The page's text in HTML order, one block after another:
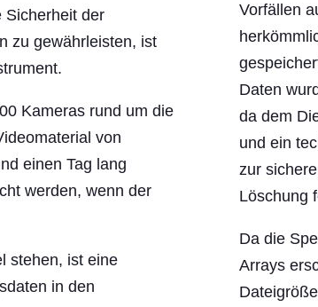
Sicherheit der
zu gewährleisten, ist
Kameras rund um die
von
einen Tag lang
werden, wenn der
stehen, ist eine
in den
Vorfällen
Daten
da dem
und ein
zur
Löschung
Da die
Arrays